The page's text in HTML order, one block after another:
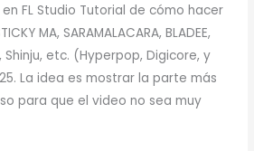
FL Studio Tutorial de cómo hacer
MA, SARAMALACARA, BLADEE,
Shinju, etc. (Hyperpop, Digicore, y
La idea es mostrar la parte más
para que el video no sea muy